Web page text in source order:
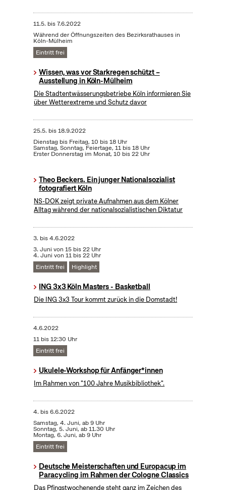
11.5. bis7.6.2022
Während der Öffnungszeiten des Bezirksrathauses in
Köln-Mülheim
Eintritt frei
Wissen, was vor Starkregen schützt –
Ausstellung in Köln-Mülheim
Die Stadtentwässerungsbetriebe Köln informieren Sie
über Wetterextreme und Schutz davor
25.5. bis18.9.2022
Dienstag bis Freitag, 10 bis 18 Uhr
Samstag, Sonntag, Feiertage, 11 bis 18 Uhr
Erster Donnerstag im Monat, 10 bis 22 Uhr
Theo Beckers. Ein junger Nationalsozialist
fotografiert Köln
NS-DOK zeigt private Aufnahmen aus dem Kölner
Alltag während der nationalsozialistischen Diktatur
3. bis4.6.2022
3. Juni von 15 bis 22 Uhr
4. Juni von 11 bis 22 Uhr
Eintritt frei
Highlight
ING 3x3 Köln Masters - Basketball
Die ING 3x3 Tour kommt zurück in die Domstadt!
4.6.2022
11 bis 12:30 Uhr
Eintritt frei
Ukulele-Workshop für Anfänger*innen
Im Rahmen von "100 Jahre Musikbibliothek".
4. bis6.6.2022
Samstag, 4. Juni, ab 9 Uhr
Sonntag, 5. Juni, ab 11.30 Uhr
Montag, 6. Juni, ab 9 Uhr
Eintritt frei
Deutsche Meisterschaften und Europacup im
Paracycling im Rahmen der Cologne Classics
Das Pfingstwochenende steht ganz im Zeichen des